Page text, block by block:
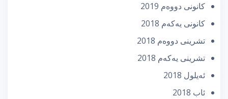
كانونی دووه‌م 2019
كانونی یه‌كه‌م 2018
تشرینی دووه‌م 2018
تشرینی یه‌كه‌م 2018
ئه‌یلول 2018
ئاب 2018